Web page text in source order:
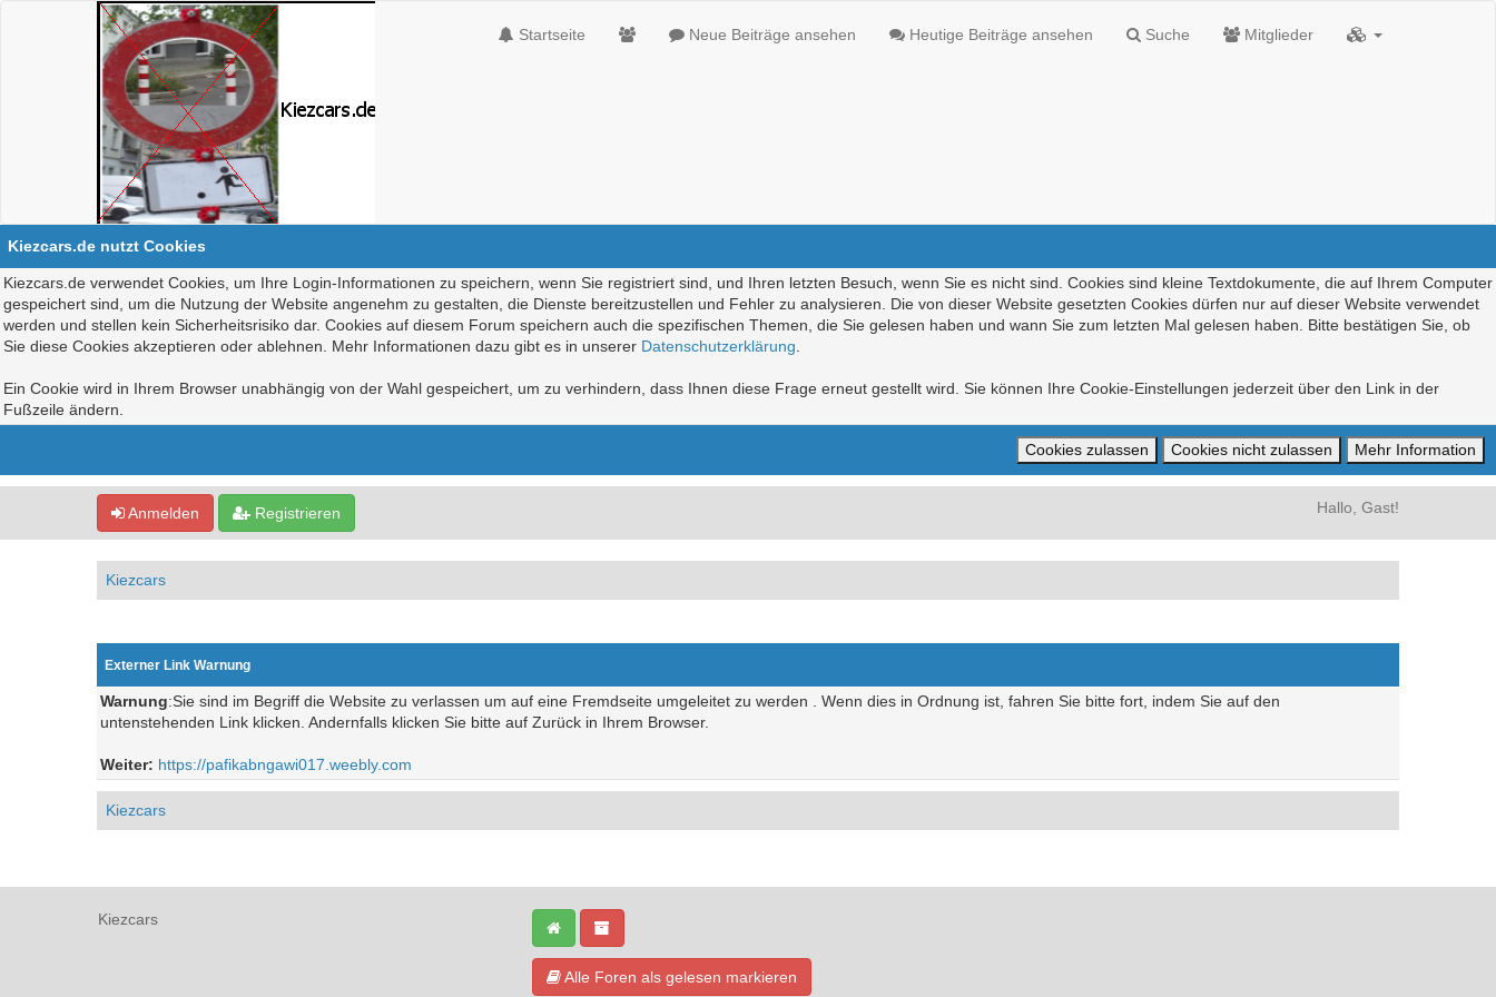
Startseite Neue Beiträge ansehen Heutige Beiträge ansehen Suche Mitglieder
Kiezcars.de nutzt Cookies
Kiezcars.de verwendet Cookies, um Ihre Login-Informationen zu speichern, wenn Sie registriert sind, und Ihren letzten Besuch, wenn Sie es nicht sind. Cookies sind kleine Textdokumente, die auf Ihrem Computer
gespeichert sind, um die Nutzung der Website angenehm zu gestalten, die Dienste bereitzustellen und Fehler zu analysieren. Die von dieser Website gesetzten Cookies dürfen nur auf dieser Website verwendet
werden und stellen kein Sicherheitsrisiko dar. Cookies auf diesem Forum speichern auch die spezifischen Themen, die Sie gelesen haben und wann Sie zum letzten Mal gelesen haben. Bitte bestätigen Sie, ob
Sie diese Cookies akzeptieren oder ablehnen. Mehr Informationen dazu gibt es in unserer Datenschutzerklärung
Ein Cookie wird in Ihrem Browser unabhängig von der Wahl gespeichert, um zu verhindern, dass Ihnen diese Frage erneut gestellt wird. Sie können Ihre Cookie-Einstellungen jederzeit über den Link in der
Fußzeile ändern.
Anmelden Registrieren Hallo, Gast!
Kiezcars
Externer Link Warnung
Warnung:Sie sind im Begriff die Website zu verlassen um auf eine Fremdseite umgeleitet zu werden . Wenn dies in Ordnung ist, fahren Sie bitte fort, indem Sie auf den
untenstehenden Link klicken. Andernfalls klicken Sie bitte auf Zurück in Ihrem Browser.
Weiter: https://pafikabngawi017.weebly.com
Kiezcars
Kiezcars
Alle Foren als gelesen markieren